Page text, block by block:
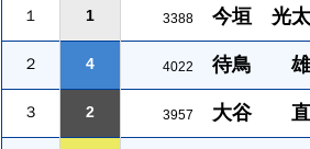
１ 1 3388 今垣 光
２ 4 4022 待鳥 雄
３ 2 3957 大谷 直